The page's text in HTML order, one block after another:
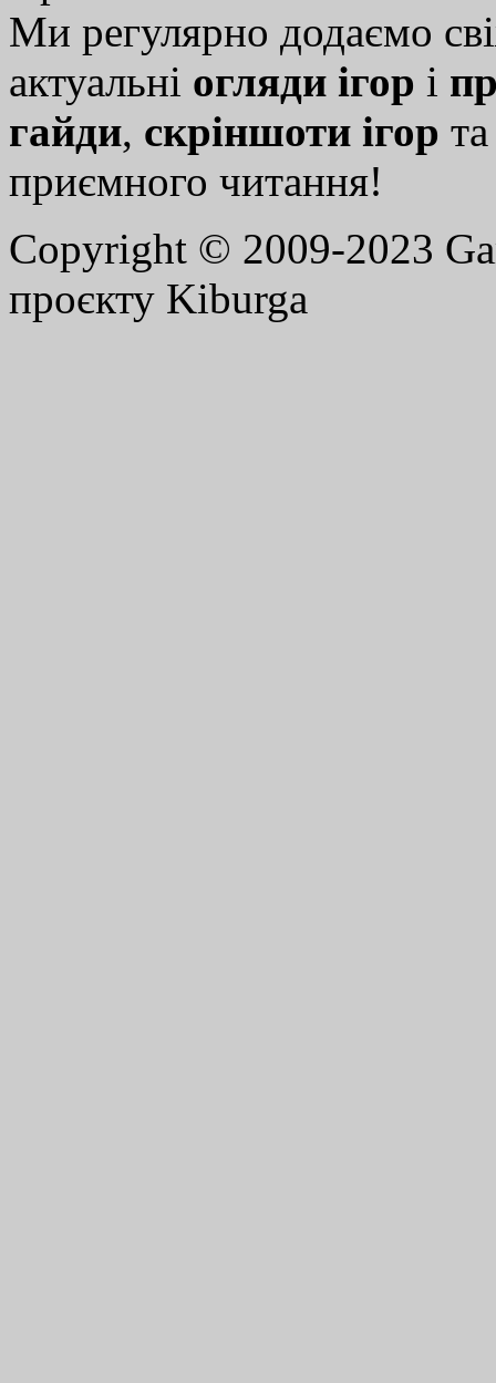
Ми регулярно додаємо
актуальні огляди ігор і
гайди, скріншоти ігор
приємного читання!
Copyright © 2009-2023
проєкту Kiburga